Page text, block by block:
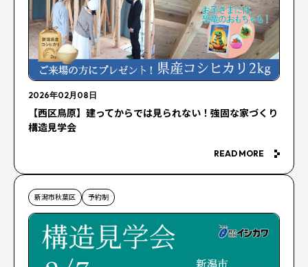
2026年02月08日
【西区鳥原】建ってからでは見られない！強固な家づくり
構造見学会
READ MORE
新潟市秋葉区 予約制